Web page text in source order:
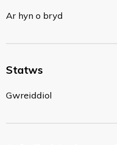
Ar hyn o bryd
Statws
Gwreiddiol